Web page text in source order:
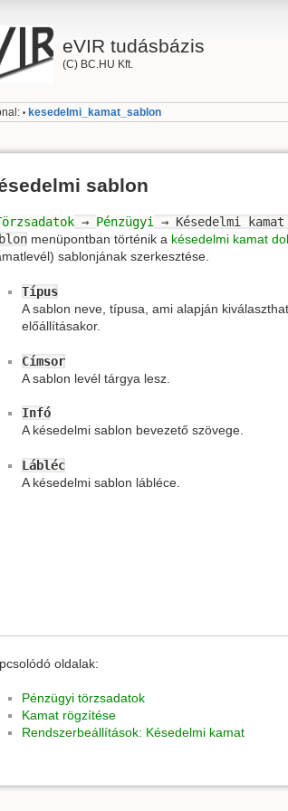
eVIR tudásbázis
(C) BC.HU Kft.
• kesedelmi_kamat_sablon
sablon
→ Pénzügyi → Késedelmi
menüpontban történik a késedelmi kamat
sablonjának szerkesztése.
Típus
A sablon neve, típusa, ami alapján
előállításakor.
Címsor
A sablon levél tárgya lesz.
Infó
A késedelmi sablon bevezető szövege.
Lábléc
A késedelmi sablon lábléce.
oldalak:
Pénzügyi törzsadatok
Kamat rögzítése
Rendszerbeállítások: Késedelmi kamat